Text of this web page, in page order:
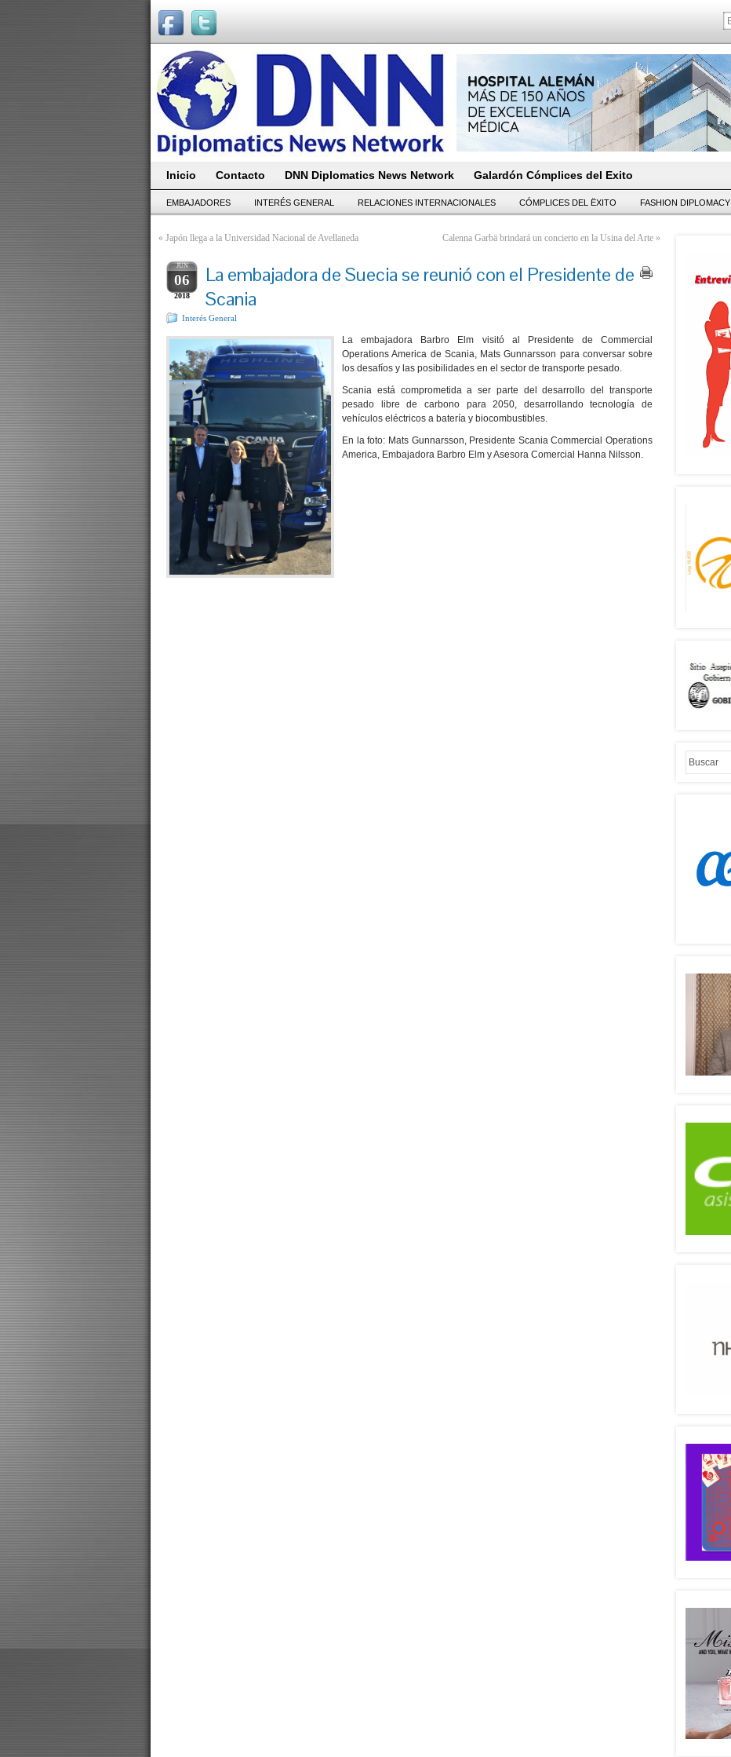
Inicio Contacto DNN Diplomatics News Network Galardón Cómplices del Exito
EMBAJADORES INTERÉS GENERAL RELACIONES INTERNACIONALES CÓMPLICES DEL ËXITO FASHION DIPLOMACY
« Japón llega a la Universidad Nacional de Avellaneda Calenna Garbä brindará un concierto en la Usina del Arte »
JUN
06
2018
La embajadora de Suecia se reunió con el Presidente de
Scania
Interés General
La embajadora Barbro Elm visitó al Presidente de Commercial
Operations America de Scania, Mats Gunnarsson para conversar sobre
los desafíos y las posibilidades en el sector de transporte pesado.
Scania está comprometida a ser parte del desarrollo del transporte
pesado libre de carbono para 2050, desarrollando tecnología de
vehículos eléctricos a batería y biocombustibles.
En la foto: Mats Gunnarsson, Presidente Scania Commercial Operations
America, Embajadora Barbro Elm y Asesora Comercial Hanna Nilsson.